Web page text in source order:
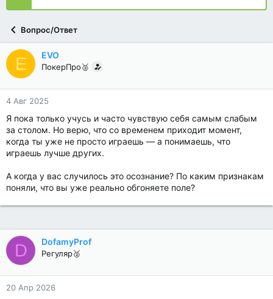
Вопрос/Ответ
E EVO
ПокерПро🥈
4 Авг 2025
Я пока только учусь и часто чувствую себя самым слабым
за столом. Но верю, что со временем приходит момент,
когда ты уже не просто играешь — а понимаешь, что
играешь лучше других.
А когда у вас случилось это осознание? По каким признакам
поняли, что вы уже реально обгоняете поле?
D DofamyProf
Регуляр🥈
20 Апр 2026